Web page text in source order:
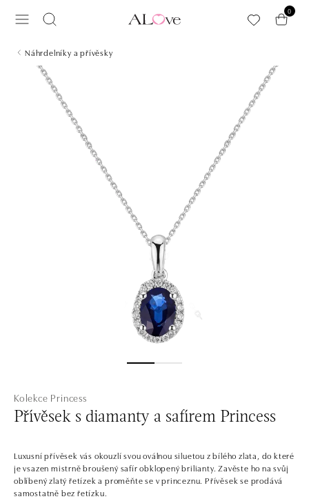
0
Náhrdelníky a přívěsky
Kolekce Princess
Přívěsek s diamanty a safírem Princess
Luxusní přívěsek vás okouzlí svou oválnou siluetou z bílého zlata, do které
je vsazen mistrně broušený safír obklopený brilianty. Zavěste ho na svůj
oblíbený zlatý řetízek a proměňte se v princeznu. Přívěsek se prodává
samostatně bez řetízku.